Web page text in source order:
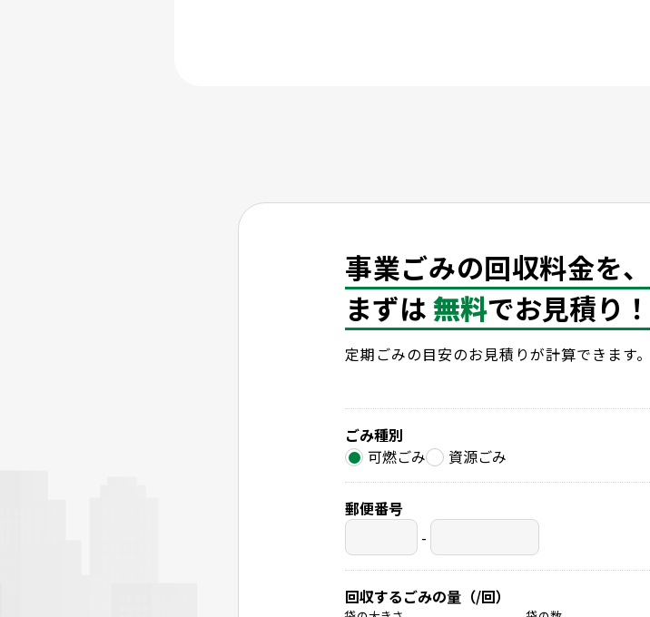
事業ごみの回収料金を、
まずは無料でお見積り！
定期ごみの目安のお見積りが計算できます。
ごみ種別
可燃ごみ
資源ごみ
郵便番号
-
回収するごみの量（/回）